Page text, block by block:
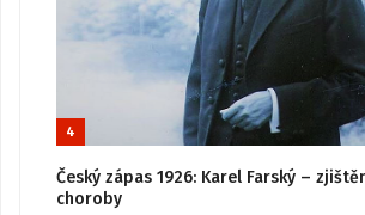
4
Český zápas 1926: Karel Farský –
choroby